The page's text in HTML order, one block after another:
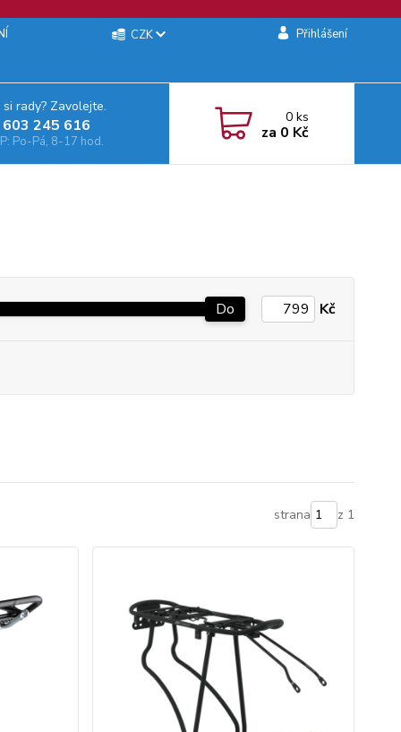
CZK Přihlášení
rady? Zavolejte.
245 616‬
Po-Pá, 8-17 hod.
0ks
za 0 Kč
Do Kč
strana z 1